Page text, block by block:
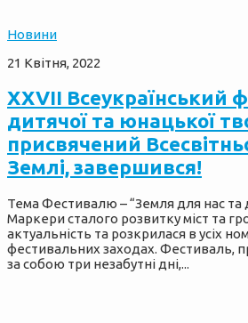
Новини
21 Квітня, 2022
XXVII Всеукраїнський
дитячої та юнацької
присвячений
Землі, завершився!
Тема Фестивалю – “Земля для нас та
Маркери сталого розвитку міст та
актуальність та розкрилася в усіх
фестивальних заходах. Фестиваль,
за собою три незабутні дні,...